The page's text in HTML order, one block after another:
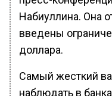
Набиуллина. Она
введены
доллара.
Самый жесткий
наблюдать в